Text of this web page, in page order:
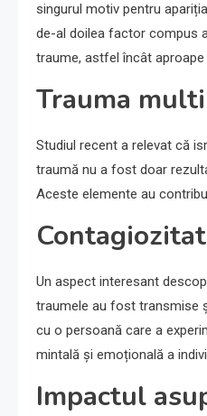
singurul motiv pentru
de-al doilea factor compus
traume, astfel încât
Trauma
Studiul recent a relevat că
traumă nu a fost doar
Aceste elemente au
Un aspect interesant
traumele au fost transmise
cu o persoană care a
mintală și emoțională a
Impactul